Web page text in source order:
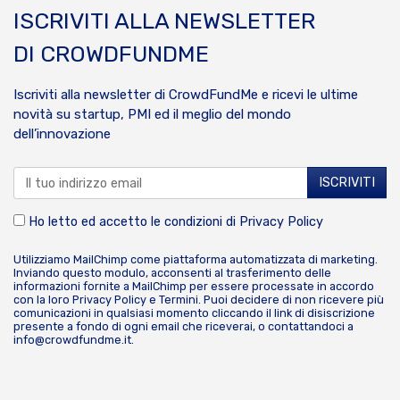
ISCRIVITI ALLA NEWSLETTER
DI CROWDFUNDME
Iscriviti alla newsletter di CrowdFundMe e ricevi le ultime
novità su startup, PMI ed il meglio del mondo
dell’innovazione
Ho letto ed accetto le condizioni di Privacy Policy
Utilizziamo MailChimp come piattaforma automatizzata di marketing.
Inviando questo modulo, acconsenti al trasferimento delle
informazioni fornite a MailChimp per essere processate in accordo
con la loro Privacy Policy e Termini. Puoi decidere di non ricevere più
comunicazioni in qualsiasi momento cliccando il link di disiscrizione
presente a fondo di ogni email che riceverai, o contattandoci a
info@crowdfundme.it.